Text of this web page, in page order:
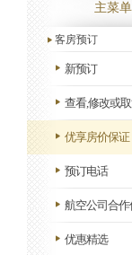
主菜单
客房预订
新预订
查看,修改或
优享房价保证
预订电话
航空公司合作
优惠精选